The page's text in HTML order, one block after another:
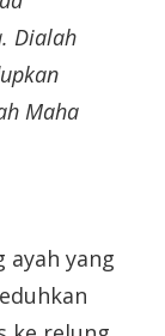
Dialah
Maha
ayah yang